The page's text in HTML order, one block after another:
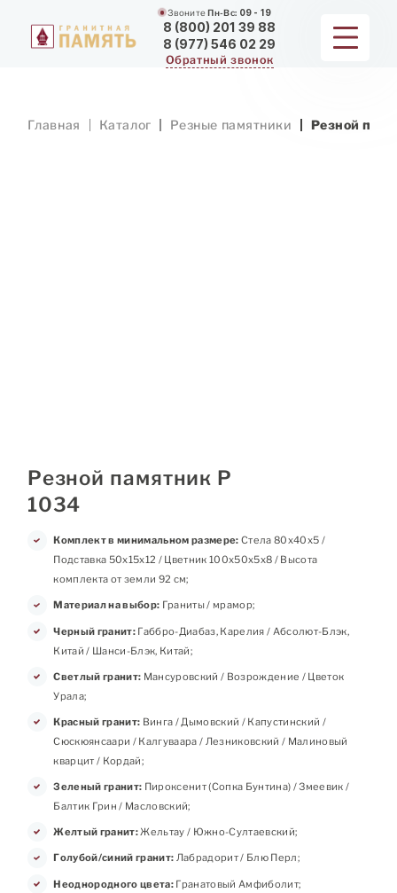
ЗвонитеПн-Вс: 09 - 19
8 (800) 201 39 88
8 (977) 546 02 29
Обратный звонок
Главная Каталог Резные памятники Резной
Резной памятник Р
1034
Комплект в минимальном размере: Стела 80х40х5 /
Подставка 50х15х12 / Цветник 100х50х5х8 / Высота
комплекта от земли 92 см;
Материал на выбор: Граниты / мрамор;
Черный гранит:Габбро-Диабаз, Карелия / Абсолют-Блэк,
Китай / Шанси-Блэк, Китай;
Светлый гранит: Мансуровский / Возрождение / Цветок
Урала;
Красный гранит: Винга / Дымовский / Капустинский /
Сюскюянсаари / Калгуваара / Лезниковский / Малиновый
кварцит / Кордай;
Зеленый гранит: Пироксенит (Сопка Бунтина) / Змеевик /
Балтик Грин / Масловский;
Желтый гранит:Жельтау / Южно-Султаевский;
Голубой/синий гранит: Лабрадорит / Блю Перл;
Неоднородного цвета:Гранатовый Амфиболит;